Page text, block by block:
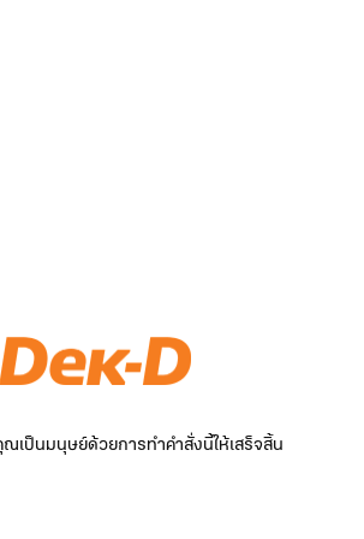
เป็นมนุษย์ด้วยการทำคำสั่งนี้ให้เสร็จสิ้น